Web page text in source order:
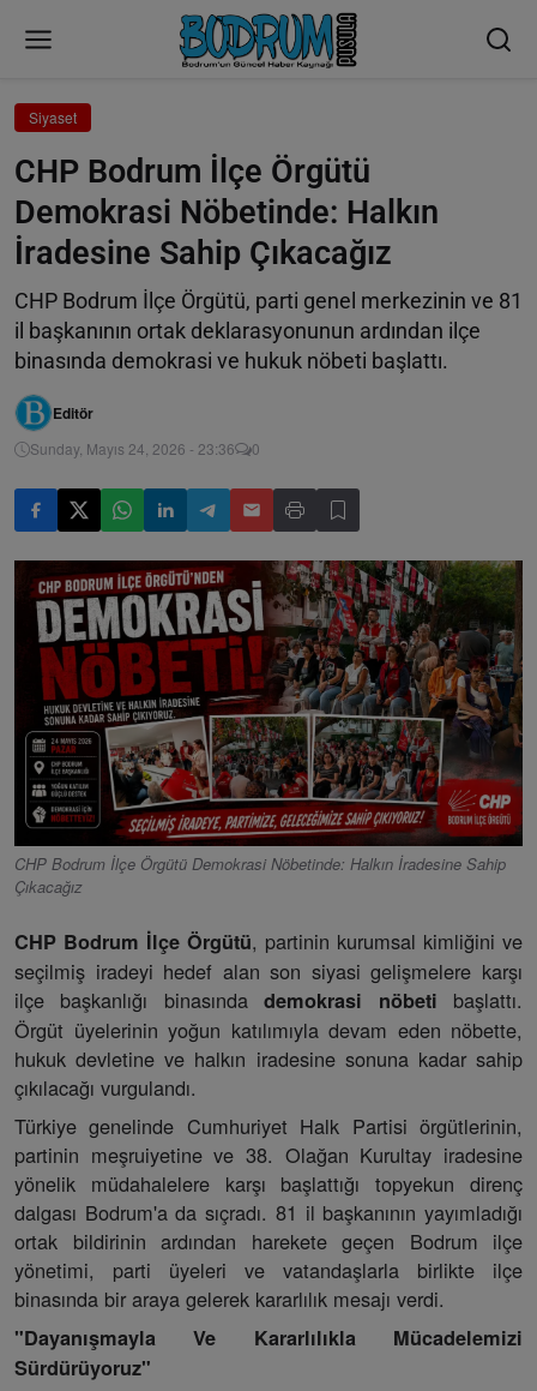
Siyaset
CHP Bodrum İlçe Örgütü
Demokrasi Nöbetinde: Halkın
İradesine Sahip Çıkacağız
CHP Bodrum İlçe Örgütü, parti genel merkezinin ve 81
il başkanının ortak deklarasyonunun ardından ilçe
binasında demokrasi ve hukuk nöbeti başlattı.
Editör
Sunday, Mayıs 24, 2026 - 23:36 0
CHP Bodrum İlçe Örgütü Demokrasi Nöbetinde: Halkın İradesine Sahip
Çıkacağız
CHP Bodrum İlçe Örgütü, partinin kurumsal kimliğini ve
seçilmiş iradeyi hedef alan son siyasi gelişmelere karşı
ilçe başkanlığı binasındademokrasi nöbeti başlattı.
Örgüt üyelerinin yoğun katılımıyla devam eden nöbette,
hukuk devletine ve halkın iradesine sonuna kadar sahip
çıkılacağı vurgulandı.
Türkiye genelinde Cumhuriyet Halk Partisi örgütlerinin,
partinin meşruiyetine ve 38. Olağan Kurultay iradesine
yönelik müdahalelere karşı başlattığı topyekun direnç
dalgası Bodrum'a da sıçradı. 81 il başkanının yayımladığı
ortak bildirinin ardından harekete geçen Bodrum ilçe
yönetimi, parti üyeleri ve vatandaşlarla birlikte ilçe
binasında bir araya gelerek kararlılık mesajı verdi.
"Dayanışmayla Ve Kararlılıkla Mücadelemizi
Sürdürüyoruz"